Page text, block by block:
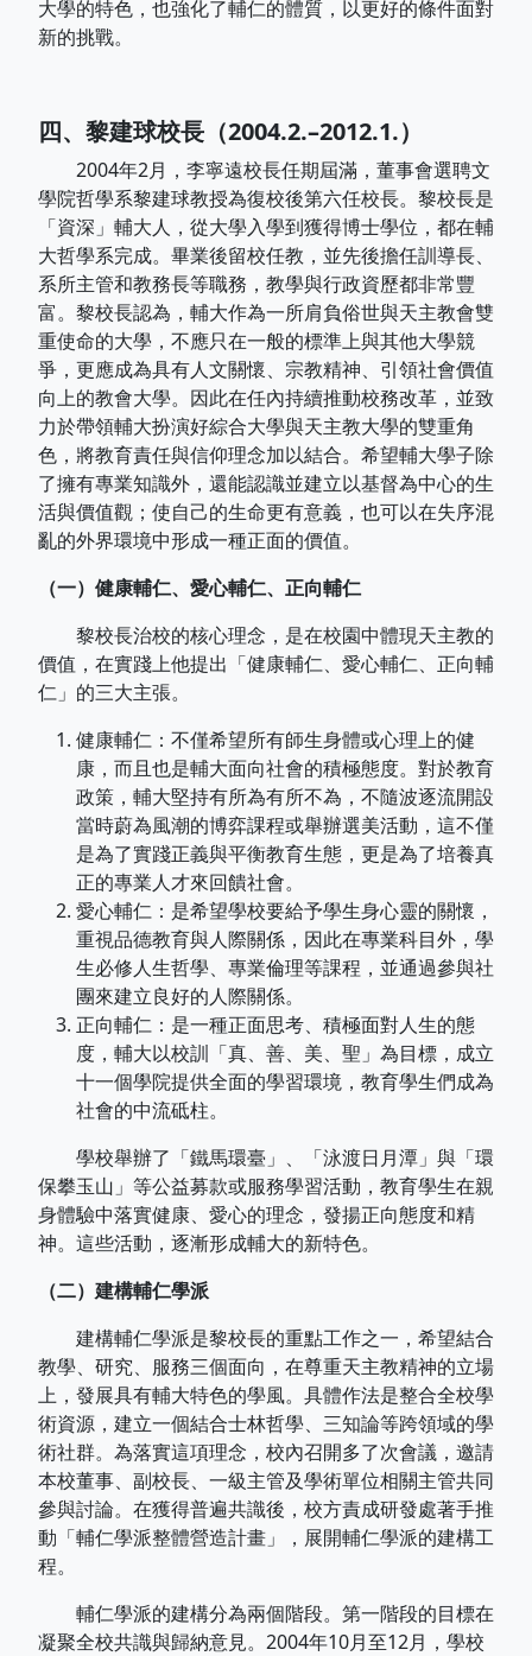
大學的特色，也強化了輔仁的體質，以更好的條件面對
新的挑戰。
四、黎建球校長（2004.2.–2012.1.）
2004年2月，李寧遠校長任期屆滿，董事會選聘文
學院哲學系黎建球教授為復校後第六任校長。黎校長是
「資深」輔大人，從大學入學到獲得博士學位，都在輔
大哲學系完成。畢業後留校任教，並先後擔任訓導長、
系所主管和教務長等職務，教學與行政資歷都非常豐
富。黎校長認為，輔大作為一所肩負俗世與天主教會雙
重使命的大學，不應只在一般的標準上與其他大學競
爭，更應成為具有人文關懷、宗教精神、引領社會價值
向上的教會大學。因此在任內持續推動校務改革，並致
力於帶領輔大扮演好綜合大學與天主教大學的雙重角
色，將教育責任與信仰理念加以結合。希望輔大學子除
了擁有專業知識外，還能認識並建立以基督為中心的生
活與價值觀；使自己的生命更有意義，也可以在失序混
亂的外界環境中形成一種正面的價值。
（一）健康輔仁、愛心輔仁、正向輔仁
黎校長治校的核心理念，是在校園中體現天主教的
價值，在實踐上他提出「健康輔仁、愛心輔仁、正向輔
仁」的三大主張。
健康輔仁：不僅希望所有師生身體或心理上的健
康，而且也是輔大面向社會的積極態度。對於教育
政策，輔大堅持有所為有所不為，不隨波逐流開設
當時蔚為風潮的博弈課程或舉辦選美活動，這不僅
是為了實踐正義與平衡教育生態，更是為了培養真
正的專業人才來回饋社會。
愛心輔仁：是希望學校要給予學生身心靈的關懷，
重視品德教育與人際關係，因此在專業科目外，學
生必修人生哲學、專業倫理等課程，並通過參與社
團來建立良好的人際關係。
正向輔仁：是一種正面思考、積極面對人生的態
度，輔大以校訓「真、善、美、聖」為目標，成立
十一個學院提供全面的學習環境，教育學生們成為
社會的中流砥柱。
學校舉辦了「鐵馬環臺」、「泳渡日月潭」與「環
保攀玉山」等公益募款或服務學習活動，教育學生在親
身體驗中落實健康、愛心的理念，發揚正向態度和精
神。這些活動，逐漸形成輔大的新特色。
（二）建構輔仁學派
建構輔仁學派是黎校長的重點工作之一，希望結合
教學、研究、服務三個面向，在尊重天主教精神的立場
上，發展具有輔大特色的學風。具體作法是整合全校學
術資源，建立一個結合士林哲學、三知論等跨領域的學
術社群。為落實這項理念，校內召開多了次會議，邀請
本校董事、副校長、一級主管及學術單位相關主管共同
參與討論。在獲得普遍共識後，校方責成研發處著手推
動「輔仁學派整體營造計畫」，展開輔仁學派的建構工
程。
輔仁學派的建構分為兩個階段。第一階段的目標在
凝聚全校共識與歸納意見。2004年10月至12月，學校